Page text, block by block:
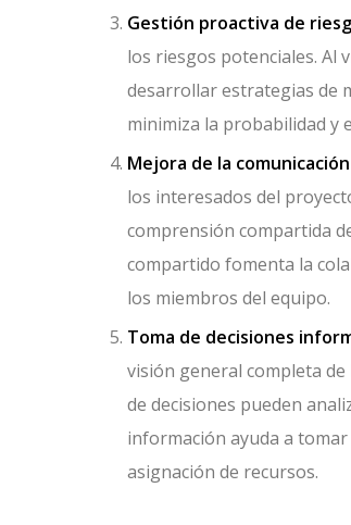
Gestión proactiva de
los riesgos potenciales. Al
desarrollar estrategias de
minimiza la probabilidad y
Mejora de la
los interesados del
comprensión compartida
compartido fomenta la
los miembros del equipo.
Toma de decisiones
visión general completa
de decisiones pueden
información ayuda a
asignación de recursos.